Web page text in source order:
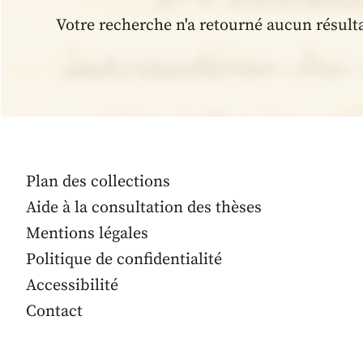
Votre recherche n'a retourné aucun
Plan des collections
Aide à la consultation des thèses
Mentions légales
Politique de confidentialité
Accessibilité
Contact